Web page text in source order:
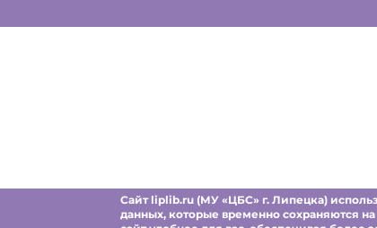
Сайт liplib.ru (МУ «ЦБС» г. Липецка)
данных, которые временно сохраняются